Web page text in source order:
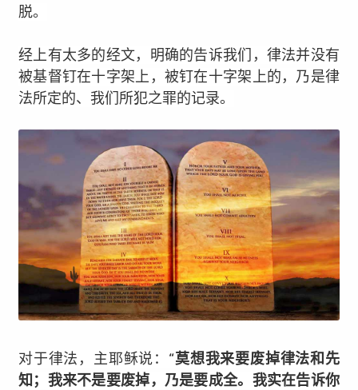
脱。
经上有太多的经文，明确的告诉我们，律法并没有
被基督钉在十字架上，被钉在十字架上的，乃是律
法所定的、我们所犯之罪的记录。
对于律法，主耶稣说：“莫想我来要废掉律法和先
知；我来不是要废掉，乃是要成全。我实在告诉你